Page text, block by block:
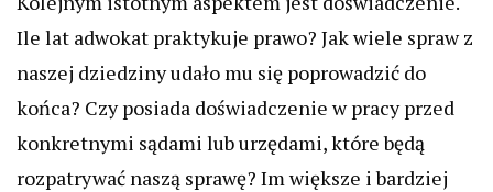
Ile lat adwokat praktykuje prawo? Jak wiele spraw z
naszej dziedziny udało mu się poprowadzić do
końca? Czy posiada doświadczenie w pracy przed
konkretnymi sądami lub urzędami, które będą
rozpatrywać naszą sprawę? Im większe i bardziej